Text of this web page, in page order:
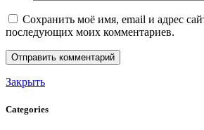
Сохранить моё имя, email и адрес
последующих моих комментариев.
Закрыть
Categories